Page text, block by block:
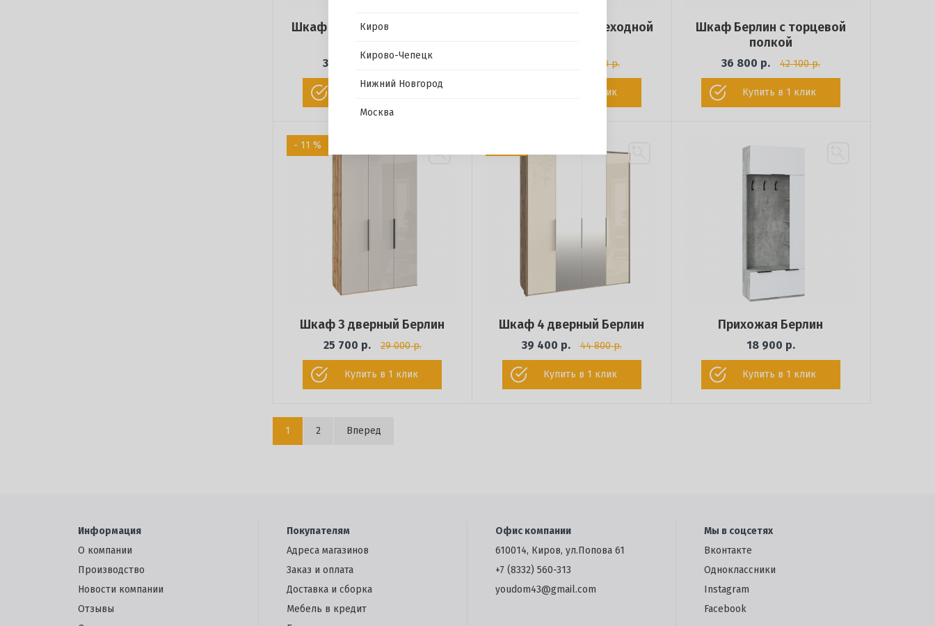
Шкаф Берлин с открытыми
35 400 р.
Шкаф Берлин с переходной
38 200 р.
Купить в 1 клик
Шкаф Берлин с торцевой
полкой
36 800 р. 42 100 р.
Купить в 1 клик
- 11 %
Шкаф 3 дверный Берлин
25 700 р. 29 000 р.
Купить в 1 клик
Шкаф 4 дверный Берлин
39 400 р. 44 800 р.
Купить в 1 клик
Прихожая Берлин
18 900 р.
Купить в 1 клик
1 2 Вперед
Информация
О компании
Производство
Новости компании
Отзывы
Покупателям
Адреса магазинов
Заказ и оплата
Доставка и сборка
Мебель в кредит
Офис компании
610014, Киров, ул.Попова 61
+7 (8332) 560-313
youdom43@gmail.com
Мы в соцсетях
Вконтакте
Одноклассники
Instagram
Facebook
Киров
Кирово-Чепецк
Нижний Новгород
Москва